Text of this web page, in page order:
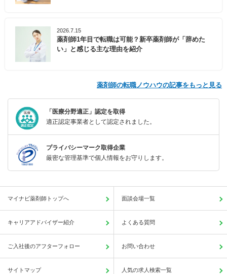
2026.7.15
薬剤師1年目で転職は可能？新卒薬剤師が「辞めた
い」と感じる主な理由を紹介
薬剤師の転職ノウハウの記事をもっと見る
「医療分野適正」認定を取得
適正認定事業者として認定されました。
プライバシーマーク取得企業
厳密な管理基準で個人情報をお守りします。
マイナビ薬剤師トップへ 面談会場一覧
キャリアアドバイザー紹介 よくある質問
ご入社後のアフターフォロー お問い合わせ
サイトマップ 人気の求人検索一覧